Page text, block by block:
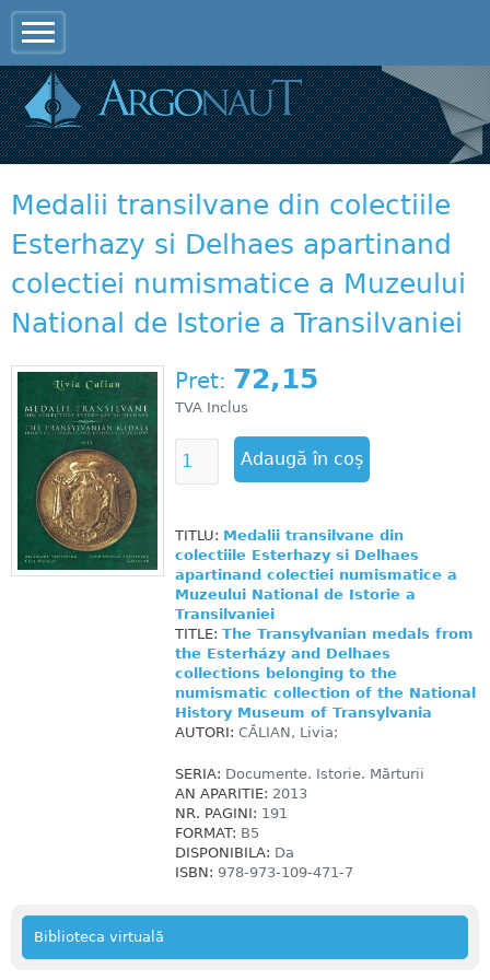
Medalii transilvane din colectiile
Esterhazy si Delhaes apartinand
colectiei numismatice a Muzeului
National de Istorie a Transilvaniei
Pret: 72,15
TVA Inclus
TITLU: Medalii transilvane din
colectiile Esterhazy si Delhaes
apartinand colectiei numismatice a
Muzeului National de Istorie a
Transilvaniei
TITLE: The Transylvanian medals from
the Esterházy and Delhaes
collections belonging to the
numismatic collection of the National
History Museum of Transylvania
AUTORI: CĂLIAN, Livia;
SERIA: Documente. Istorie. Mărturii
AN APARITIE: 2013
NR. PAGINI: 191
FORMAT: B5
DISPONIBILA: Da
ISBN: 978-973-109-471-7
Biblioteca virtuală